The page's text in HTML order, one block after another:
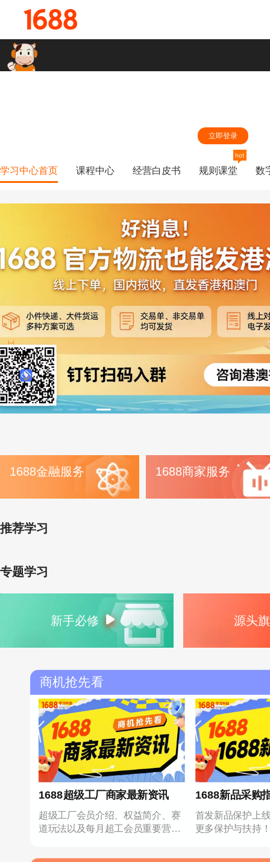
立即登录
学习中心首页 课程中心 经营白皮书 规则课堂
hot
数
1688金融服务 1688商家服务
推荐学习
专题学习
新手必修 源头
商机抢先看
1688超级工厂商家最新资讯
超级工厂会员介绍、权益简介、赛
道玩法以及每月超工会员重要营销
1688新品采购
首发新品保护上
更多保护与扶持